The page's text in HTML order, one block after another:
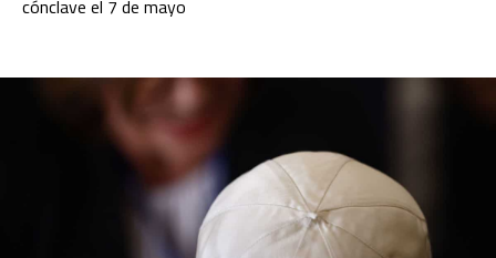
cónclave el 7 de mayo